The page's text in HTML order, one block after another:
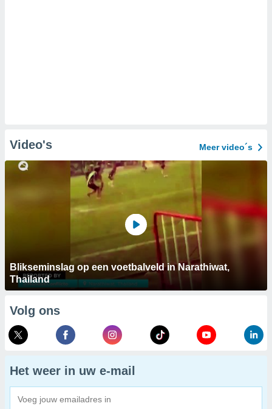
Video's Meer video´s
Blikseminslag op een voetbalveld in Narathiwat,
Thailand
Volg ons
Het weer in uw e-mail